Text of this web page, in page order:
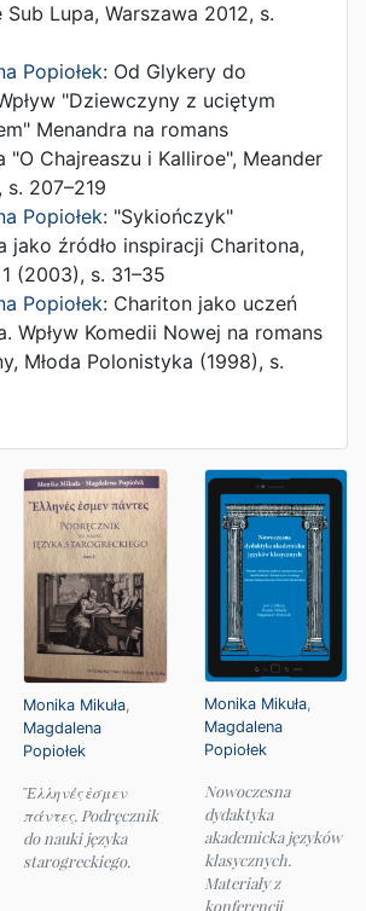
Monika Mikuła,
Magdalena
Popiołek
Ἕλληνές ἐσμεν
πάντες. Podręcznik
do nauki języka
starogreckiego.
Monika Mikuła,
Magdalena
Popiołek
Nowoczesna
dydaktyka
akademicka języków
klasycznych.
Materiały z
konferencji
Sub Lupa, Warszawa 2012, s.
Popiołek: Od Glykery do
"Dziewczyny z uciętym
Menandra na romans
"O Chajreaszu i Kalliroe", Meander
s. 207–219
Popiołek: "Sykiończyk"
jako źródło inspiracji Charitona,
(2003), s. 31–35
Popiołek: Chariton jako uczeń
Wpływ Komedii Nowej na romans
, Młoda Polonistyka (1998), s.